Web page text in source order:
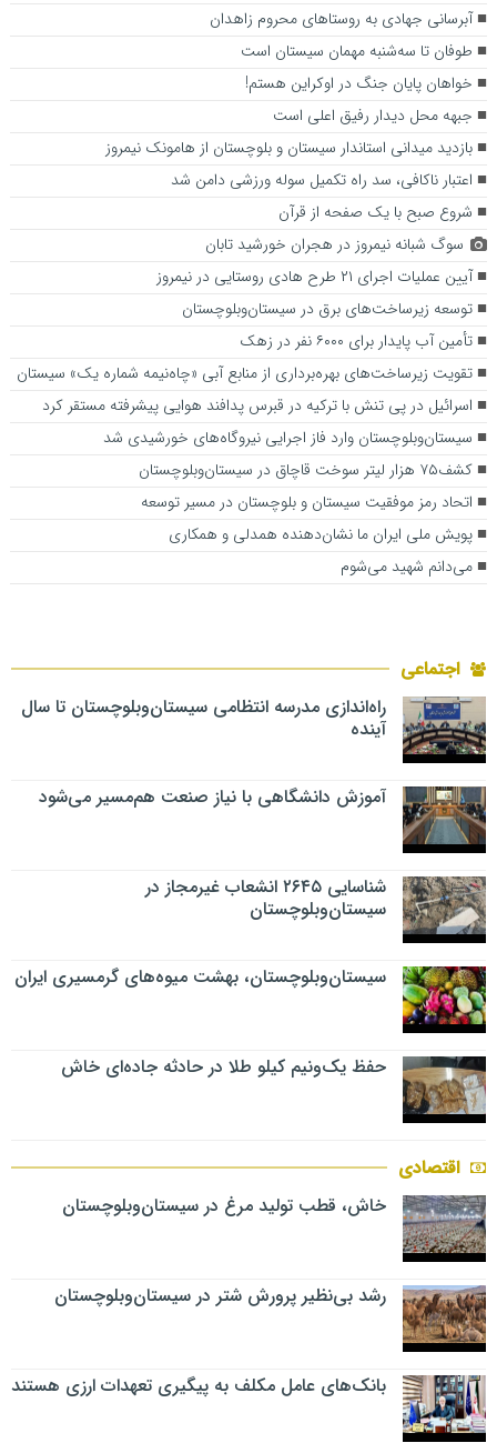
آبرسانی جهادی به روستاهای محروم زاهدان
طوفان تا سه‌شنبه مهمان سیستان است
خواهان پایان جنگ در اوکراین هستم!
جبهه محل دیدار رفیق اعلی است
بازدید میدانی استاندار سیستان و بلوچستان از هامونک نیمروز
اعتبار ناکافی، سد راه تکمیل سوله ورزشی دامن شد
شروع صبح با یک صفحه از قرآن
سوگ شبانه نیمروز در هجران خورشید تابان
آیین عملیات اجرای ۲۱ طرح هادی روستایی در نیمروز
توسعه زیرساخت‌های برق در سیستان‌وبلوچستان
تأمین آب پایدار برای ۶۰۰۰ نفر در زهک
تقویت زیرساخت‌های بهره‌برداری از منابع آبی «چاه‌نیمه شماره یک» سیستان
اسرائیل در پی تنش با ترکیه در قبرس پدافند هوایی پیشرفته مستقر کرد
سیستان‌وبلوچستان وارد فاز اجرایی نیروگاه‌های خورشیدی شد
کشف۷۵ هزار لیتر سوخت قاچاق در سیستان‌وبلوچستان
اتحاد رمز موفقیت سیستان و بلوچستان در مسیر توسعه
پویش ملی ایران ما نشان‌دهنده همدلی و همکاری
می‌دانم شهید می‌شوم
اجتماعی
راه‌اندازی مدرسه انتظامی سیستان‌وبلوچستان تا سال
آینده
آموزش دانشگاهی با نیاز صنعت هم‌مسیر می‌شود
شناسایی ۲۶۴۵ انشعاب غیرمجاز در
سیستان‌وبلوچستان
سیستان‌وبلوچستان، بهشت میوه‌های گرمسیری ایران
حفظ یک‌ونیم کیلو طلا در حادثه جاده‌ای خاش
اقتصادی
خاش، قطب تولید مرغ در سیستان‌وبلوچستان
رشد بی‌نظیر پرورش شتر در سیستان‌وبلوچستان
بانک‌های عامل مکلف به پیگیری تعهدات ارزی هستند